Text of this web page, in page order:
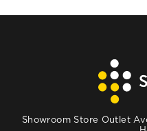
Showroom Store Outlet